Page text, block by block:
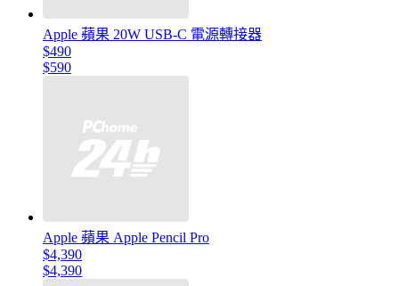
Apple 蘋果 20W USB-C 電源轉接器
$490
$590
Apple 蘋果 Apple Pencil Pro
$4,390
$4,390